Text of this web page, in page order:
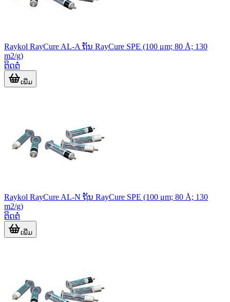
Raykol RayCure AL-A ຖັນ RayCure SPE (100 μm; 80 Å; 130
m2/g)
ຕິດຕໍ່
ເພີ່ມ
Raykol RayCure AL-N ຖັນ RayCure SPE (100 μm; 80 Å; 130
m2/g)
ຕິດຕໍ່
ເພີ່ມ